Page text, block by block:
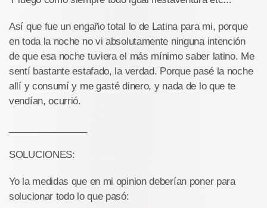
Así que fue un engaño total lo de Latina para mi, porque
en toda la noche no vi absolutamente ninguna intención
de que esa noche tuviera el más mínimo saber latino. Me
sentí bastante estafado, la verdad. Porque pasé la noche
allí y consumí y me gasté dinero, y nada de lo que te
vendían, ocurrió.
SOLUCIONES:
Yo la medidas que en mi opinion deberían poner para
solucionar todo lo que pasó: